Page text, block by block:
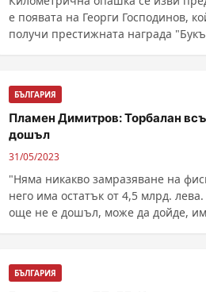
е появата на Георги Господинов,
получи престижната награда
БЪЛГАРИЯ
Пламен Димитров: Торбалан
дошъл
31/05/2023
"Няма никакво замразяване на
него има остатък от 4,5 млрд.
още не е дошъл, може да дойде,
БЪЛГАРИЯ